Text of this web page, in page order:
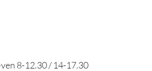
8-12.30 / 14-17.30